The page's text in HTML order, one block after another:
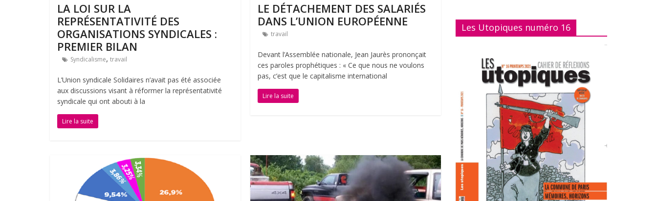
LA LOI SUR LA
REPRÉSENTATIVITÉ DES
ORGANISATIONS SYNDICALES :
PREMIER BILAN
Syndicalisme, travail
L’Union syndicale Solidaires n’avait pas été associée
aux discussions visant à réformer la représentativité
syndicale qui ont abouti à la
Lire la suite
LE DÉTACHEMENT DES SALARIÉS
DANS L’UNION EUROPÉENNE
travail
Devant l’Assemblée nationale, Jean Jaurès prononçait
ces paroles prophétiques : « Ce que nous ne voulons
pas, c’est que le capitalisme international
Lire la suite
Les Utopiques numéro 16